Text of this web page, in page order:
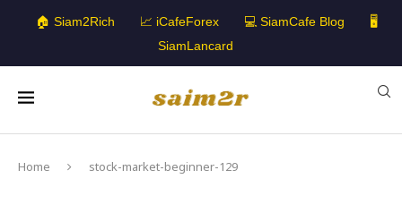
🏠 Siam2Rich 📈 iCafeForex 💻 SiamCafe Blog
🖥️
SiamLancard
Home stock-market-beginner-129